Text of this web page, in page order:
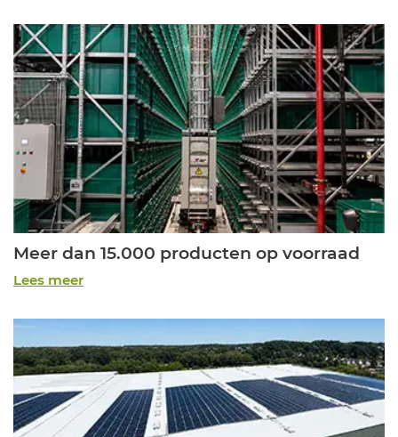
Meer dan 15.000 producten op voorraad
Lees meer